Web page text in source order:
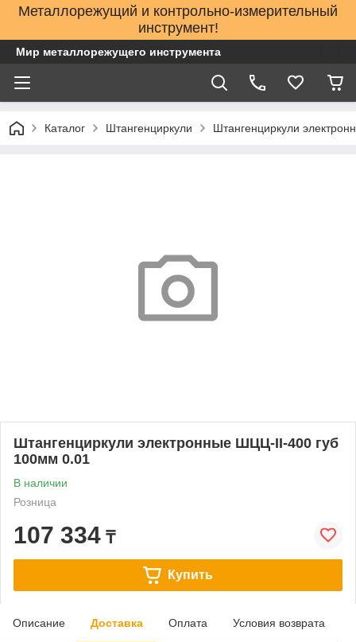
Металлорежущий и контрольно-измерительный
инструмент!
Мир металлорежущего инструмента
Каталог Штангенциркули Штангенциркули
Штангенциркули электронные ШЦЦ-II-400 губ
100мм 0.01
В наличии
Розница
107 334 ₸
Купить
Описание Доставка Оплата Условия возврата